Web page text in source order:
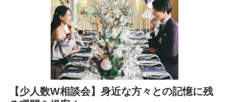
【少人数W相談会】身近な方々との記憶に残